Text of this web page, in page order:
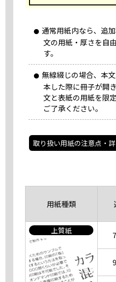
通常用紙内なら、追
文の用紙・厚さを自
す。
無線綴じの場合、本
本した際に冊子が開
文と表紙の用紙を限
ご了承ください。
取り扱い用紙の注意点・
用紙種類
上質紙